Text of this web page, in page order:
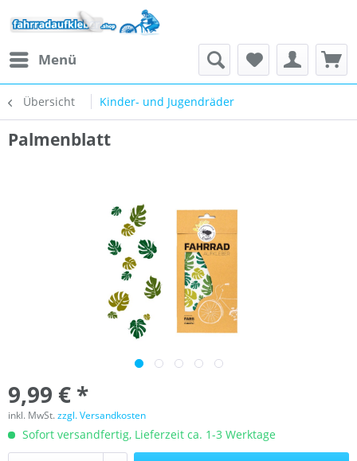
Menü
Übersicht Kinder- und Jugendräder
Palmenblatt
9,99 € *
inkl. MwSt.zzgl. Versandkosten
Sofort versandfertig, Lieferzeit ca. 1-3 Werktage